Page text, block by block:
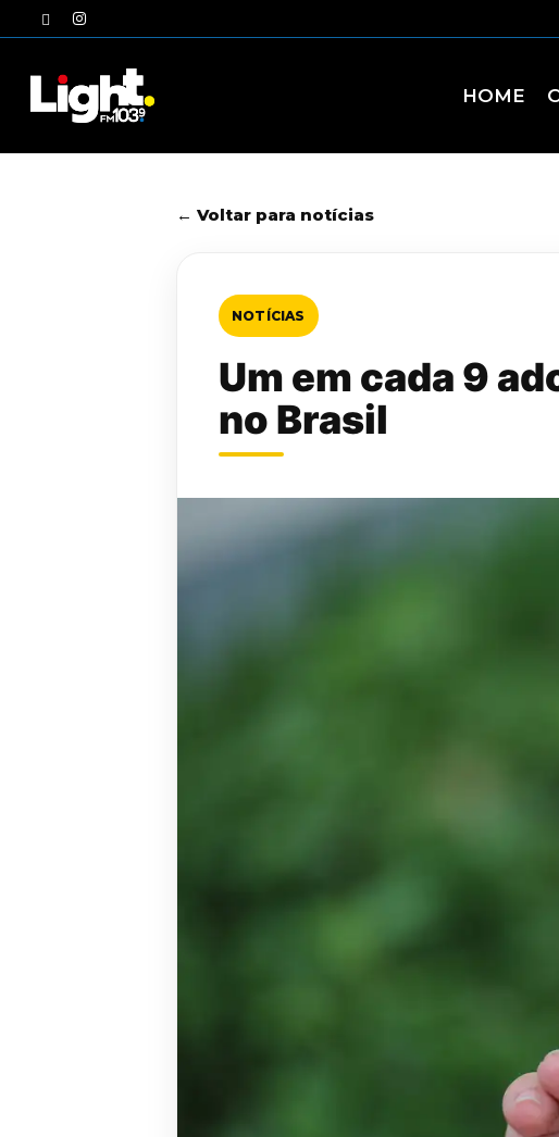
to
twitterinstagram
HOME
← Voltar para notícias
NOTÍCIAS
Um em cada 9
no Brasil